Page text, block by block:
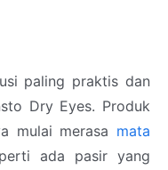
paling praktis dan
Dry Eyes. Produk
mulai merasa mata
ada pasir yang